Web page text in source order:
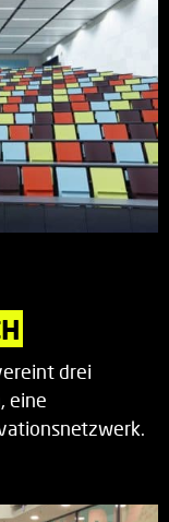
drei
eine